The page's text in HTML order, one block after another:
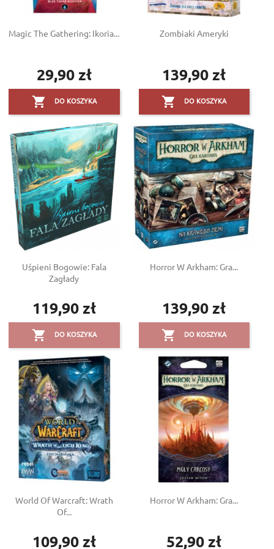
Magic The Gathering: Ikoria...
Cena
29,90 zł
 DO KOSZYKA
Zombiaki Ameryki
Cena
139,90 zł
 DO KOSZYKA
Uśpieni Bogowie: Fala
Zagłady
Cena
119,90 zł
 DO KOSZYKA
Horror W Arkham: Gra...
Cena
139,90 zł
 DO KOSZYKA
World Of Warcraft: Wrath
Of...
Cena
109,90 zł
Horror W Arkham: Gra...
Cena
52,90 zł